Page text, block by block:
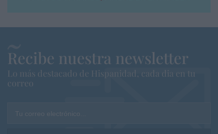
Recibe nuestra newsletter
Lo más destacado de Hispanidad, cada dia en tu
correo
Tu correo electrónico...